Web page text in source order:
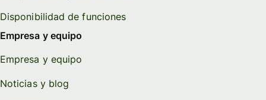
Disponibilidad de funciones
Empresa y equipo
Empresa y equipo
Noticias y blog